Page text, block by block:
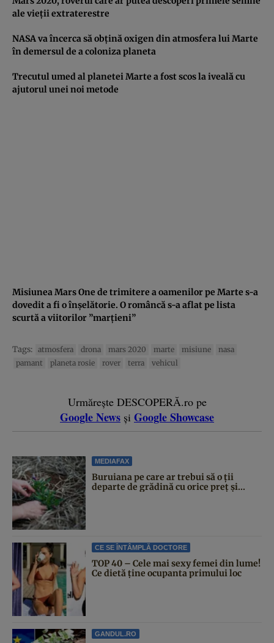
ale vieţii extraterestre
NASA va încerca să obţină oxigen din atmosfera lui Marte
în demersul de a coloniza planeta
Trecutul umed al planetei Marte a fost scos la iveală cu
ajutorul unei noi metode
Misiunea Mars One de trimitere a oamenilor pe Marte s-a
dovedit a fi o înşelătorie. O româncă s-a aflat pe lista
scurtă a viitorilor ”marţieni”
Tags: atmosfera drona mars 2020 marte misiune
nasa
pamant
planeta rosie rover terra vehicul
Urmărește DESCOPERĂ.ro pe
Google News și Google Showcase
MEDIAFAX
Buruiana pe care ar trebui să o ții
departe de grădină cu orice preț și...
CE SE ÎNTÂMPLĂ DOCTORE
TOP 40 – Cele mai sexy femei din lume!
Ce dietă ține ocupanta primului loc
GANDUL.RO